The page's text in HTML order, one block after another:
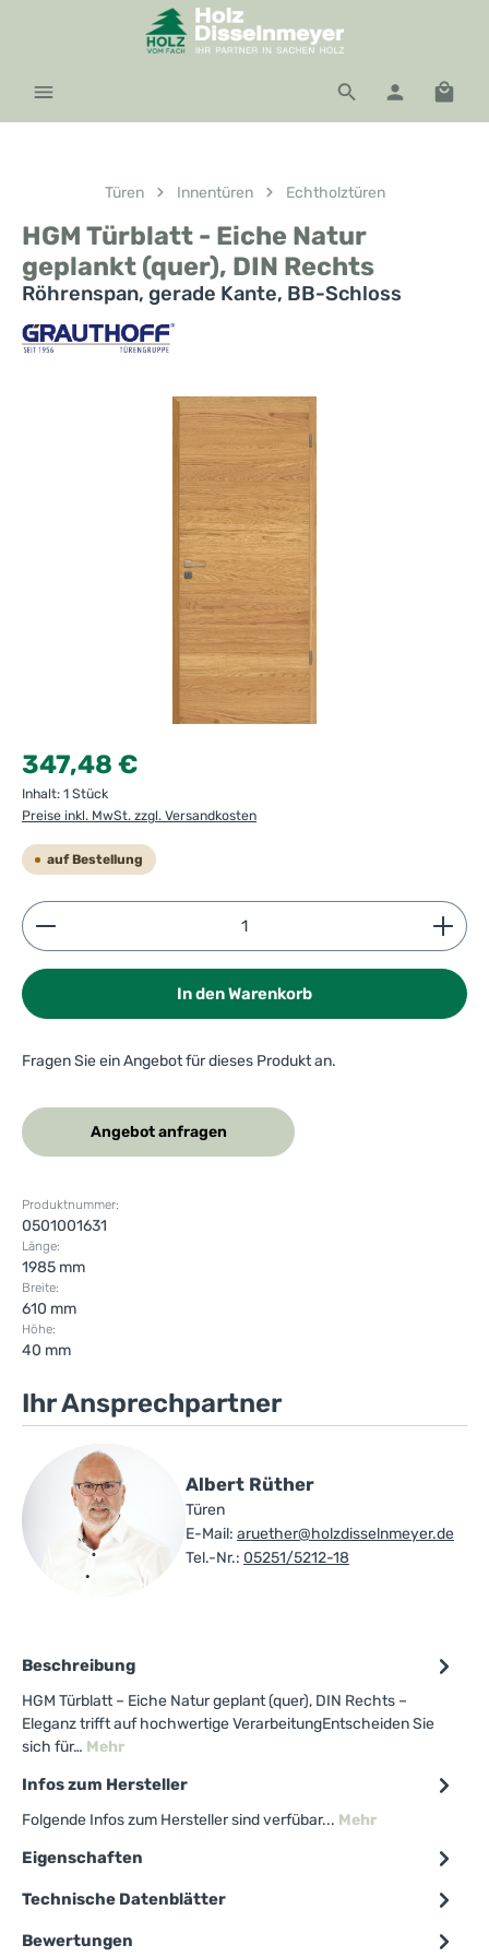
Zum Hauptinhalt springen
Türen Innentüren Echtholztüren
HGM Türblatt - Eiche Natur
geplankt (quer), DIN Rechts
Röhrenspan, gerade Kante, BB-Schloss
Bildergalerie überspringen
Regulärer Preis:
347,48 €
Inhalt: 1 Stück
Preise inkl. MwSt. zzgl. Versandkosten
auf Bestellung
Produkt Anzahl: Gib den gewünschten Wert ein
In den Warenkorb
Fragen Sie ein Angebot für dieses Produkt an.
Angebot anfragen
Produktnummer:
0501001631
Länge:
1985 mm
Breite:
610 mm
Höhe:
40 mm
Ihr Ansprechpartner
Albert Rüther
Türen
E-Mail: aruether@holzdisselnmeyer.de
Tel.-Nr.: 05251/5212-18
Beschreibung
HGM Türblatt – Eiche Natur geplant (quer), DIN Rechts –
Eleganz trifft auf hochwertige VerarbeitungEntscheiden Sie
sich für… Mehr
Infos zum Hersteller
Folgende Infos zum Hersteller sind verfübar... Mehr
Eigenschaften
Technische Datenblätter
Bewertungen